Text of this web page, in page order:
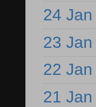
24 Jan
23 Jan
22 Jan
21 Jan